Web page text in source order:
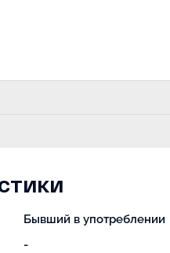
Бывший в употреблении
-